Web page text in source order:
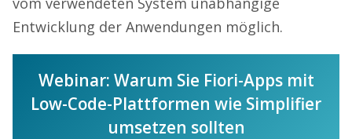
Entwicklung der Anwendungen möglich.
Webinar: Warum Sie Fiori-Apps mit
Low-Code-Plattformen wie Simplifier
umsetzen sollten